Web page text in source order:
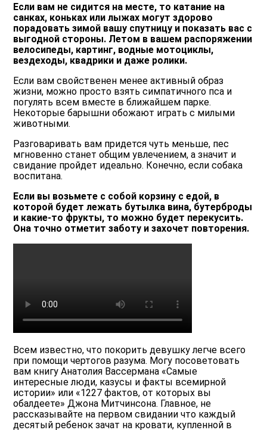
Если вам не сидится на месте, то катание на
санках, коньках или лыжах могут здорово
порадовать зимой вашу спутницу и показать вас с
выгодной стороны. Летом в вашем распоряжении
велосипеды, картинг, водные мотоциклы,
вездеходы, квадрики и даже ролики.
Если вам свойственен менее активный образ
жизни, можно просто взять симпатичного пса и
погулять всем вместе в ближайшем парке.
Некоторые барышни обожают играть с милыми
животными.
Разговаривать вам придется чуть меньше, пес
мгновенно станет общим увлечением, а значит и
свидание пройдет идеально. Конечно, если собака
воспитана.
Если вы возьмете с собой корзину с едой, в
которой будет лежать бутылка вина, бутерброды
и какие-то фрукты, то можно будет перекусить.
Она точно отметит заботу и захочет повторения.
Всем известно, что покорить девушку легче всего
при помощи чертогов разума. Могу посоветовать
вам книгу Анатолия Вассермана «Самые
интересные люди, казусы и факты всемирной
истории» или «1227 фактов, от которых вы
обалдеете» Джона Митчинсона. Главное, не
рассказывайте на первом свидании что каждый
десятый ребенок зачат на кровати, купленной в